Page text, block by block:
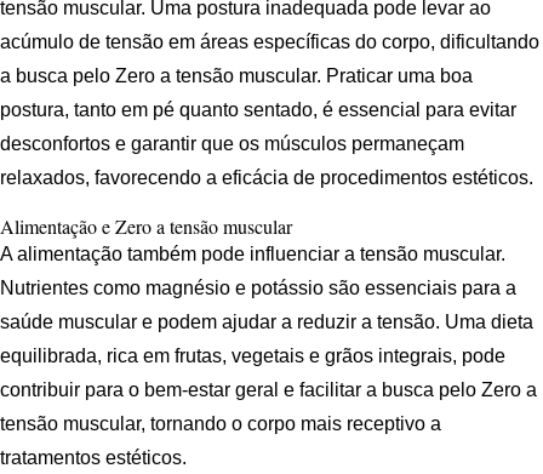
tensão muscular. Uma postura inadequada pode levar ao
acúmulo de tensão em áreas específicas do corpo, dificultando
a busca pelo Zero a tensão muscular. Praticar uma boa
postura, tanto em pé quanto sentado, é essencial para evitar
desconfortos e garantir que os músculos permaneçam
relaxados, favorecendo a eficácia de procedimentos estéticos.
Alimentação e Zero a tensão muscular
A alimentação também pode influenciar a tensão muscular.
Nutrientes como magnésio e potássio são essenciais para a
saúde muscular e podem ajudar a reduzir a tensão. Uma dieta
equilibrada, rica em frutas, vegetais e grãos integrais, pode
contribuir para o bem-estar geral e facilitar a busca pelo Zero a
tensão muscular, tornando o corpo mais receptivo a
tratamentos estéticos.